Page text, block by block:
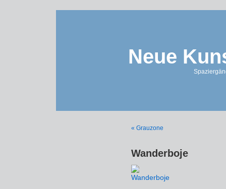
Neue
« Grauzone
Wanderboje